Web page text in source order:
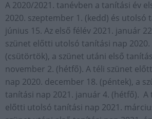
A 2020/2021. tanévben a tanítási év
2020. szeptember 1. (kedd) és utolsó
június 15. Az első félév 2021. január
szünet előtti utolsó tanítási nap
(csütörtök), a szünet utáni első
november 2. (hétfő). A téli szünet
nap 2020. december 18. (péntek), a
tanítási nap 2021. január 4. (hétfő). A
előtti utolsó tanítási nap 2021.